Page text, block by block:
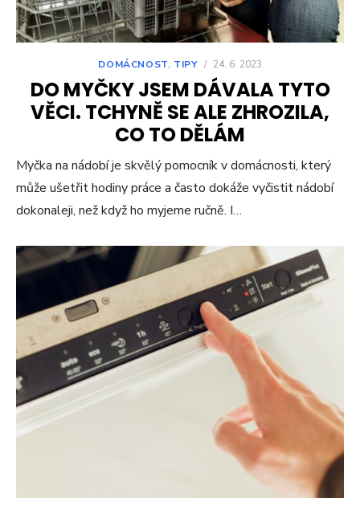
DOMÁCNOST, TIPY / 24. 6. 2023
DO MYČKY JSEM DÁVALA TYTO
VĚCI. TCHYNĚ SE ALE ZHROZILA,
CO TO DĚLÁM
Myčka na nádobí je skvělý pomocník v domácnosti, který
může ušetřit hodiny práce a často dokáže vyčistit nádobí
dokonaleji, než když ho myjeme ručně. I…